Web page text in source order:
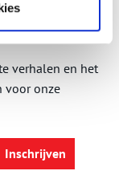
verhalen en het
voor onze